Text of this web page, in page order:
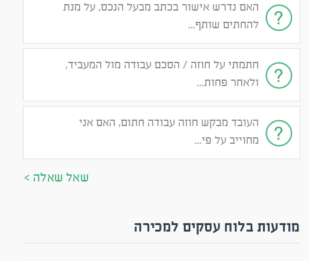
האם נדרש אישור בכתב מבעל הנכס, על מנת
להחתים שותף...
חתמתי על חוזה / הסכם עבודה מול המעביד,
ולאחר פחות...
העובד מבקש חוזה עבודה חתום, האם אני
מחוייב על פי...
שאל שאלה >
מודעות בלוח עסקים למכירה